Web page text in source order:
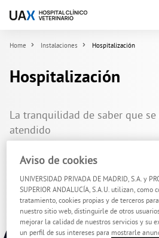
Home Instalaciones Hospitalización
Hospitalización
La tranquilidad de saber que
atendido
Aviso de cookies
UNIVERSIDAD PRIVADA DE MADRID, S.A. y
SUPERIOR ANDALUCÍA, S.A.U. utilizan, como
tratamiento, cookies propias y de terceros
nuestro sitio web, distinguirle de otros
mejorar la calidad de nuestros servicios y su
un perfil de sus intereses para mostrarle